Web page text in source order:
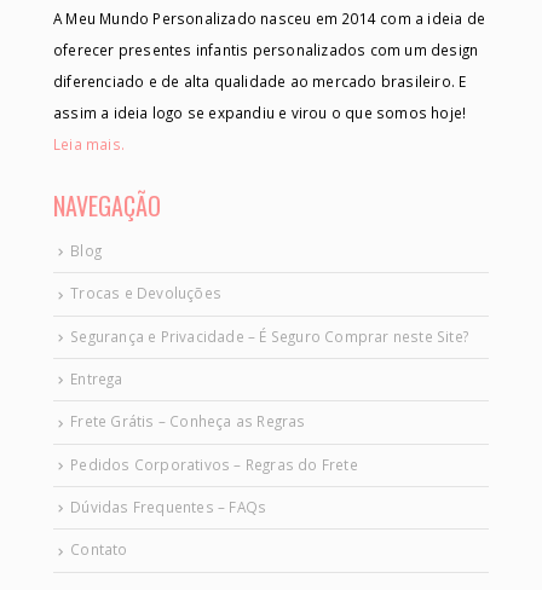
A Meu Mundo Personalizado nasceu em 2014 com a ideia de
oferecer presentes infantis personalizados com um design
diferenciado e de alta qualidade ao mercado brasileiro. E
assim a ideia logo se expandiu e virou o que somos hoje!
Leia mais.
NAVEGAÇÃO
Blog
Trocas e Devoluções
Segurança e Privacidade – É Seguro Comprar neste Site?
Entrega
Frete Grátis – Conheça as Regras
Pedidos Corporativos – Regras do Frete
Dúvidas Frequentes – FAQs
Contato